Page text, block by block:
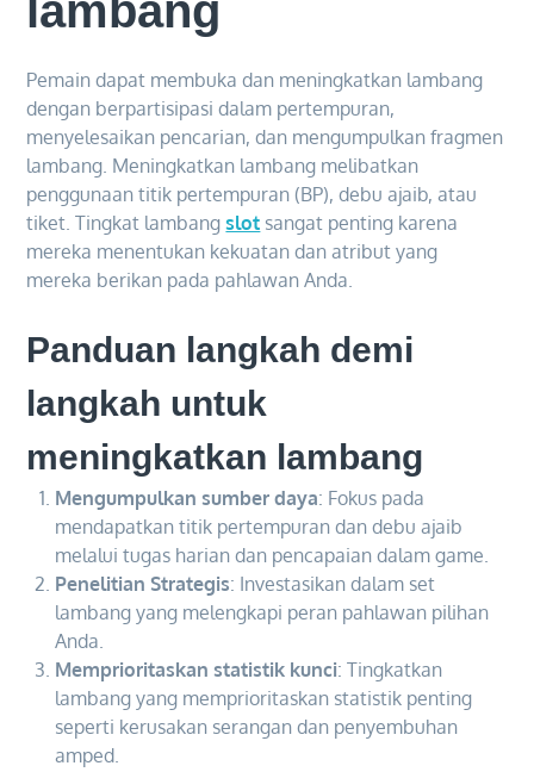
lambang
Pemain dapat membuka dan meningkatkan lambang
dengan berpartisipasi dalam pertempuran,
menyelesaikan pencarian, dan mengumpulkan fragmen
lambang. Meningkatkan lambang melibatkan
penggunaan titik pertempuran (BP), debu ajaib, atau
tiket. Tingkat lambangslot sangat penting karena
mereka menentukan kekuatan dan atribut yang
mereka berikan pada pahlawan Anda.
Panduan langkah demi
langkah untuk
meningkatkan lambang
Mengumpulkan sumber daya: Fokus pada
mendapatkan titik pertempuran dan debu ajaib
melalui tugas harian dan pencapaian dalam game.
Penelitian Strategis: Investasikan dalam set
lambang yang melengkapi peran pahlawan pilihan
Anda.
Memprioritaskan statistik kunci: Tingkatkan
lambang yang memprioritaskan statistik penting
seperti kerusakan serangan dan penyembuhan
amped.